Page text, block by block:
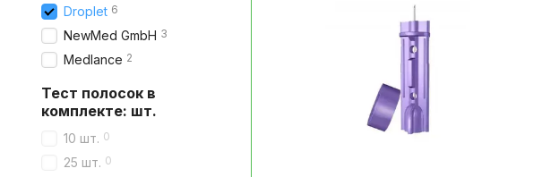
Droplet 6
NewMed GmbH 3
Medlance 2
Тест полосок в
комплекте: шт.
10 шт. 0
25 шт. 0